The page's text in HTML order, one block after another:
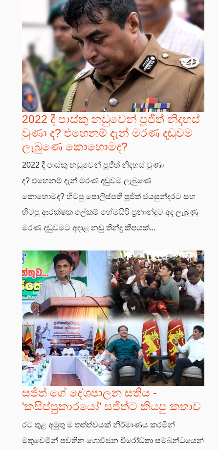
2022 දී පාස්කු නඩුවෙන් පූජිත් නිදහස්
වුණා ද? එහෙනම් දැන් මරණ දඬුවම
ලැබුණෙ කොහොමද?
2022 දී පාස්කු නඩුවෙන් පූජිත් නිදහස් වුණා
ද? එහෙනම් දැන් මරණ දඬුවම ලැබුණෙ
කොහොමද? හිටපු පොලිස්පති පූජිත් ජයසුන්දරට සහ
හිටපු ආරක්ෂක ලේකම් හේමසිරි ප්‍රනාන්දුට අද ලැබුණු
මරණ දඬුවමට අදාළ නඩු තීන්දු කීපයක්...
සජිත් ගේ දේශපාලන සතිය -
'කසිප්පුකාරයෝ' සජිත්ට කියපු කතාව
රට තුළ අමුතු ම තත්ත්වයක් නිර්මාණය කරමින්
මතුවෙමින් පවතින ගොවිජන විරෝධතා සම්බන්ධයෙන්